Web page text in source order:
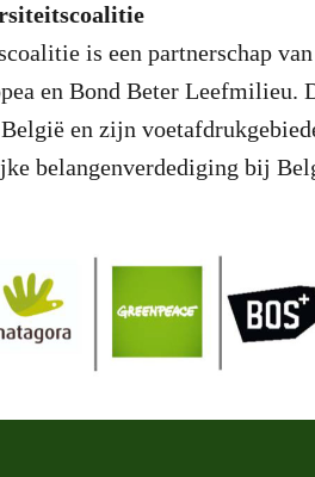
is een partnerschap
en Bond Beter Leefmilieu.
en zijn
belangenverdediging bij